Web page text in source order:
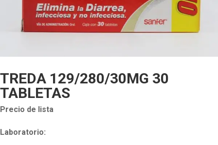
TREDA 129/280/30MG 30
TABLETAS
Precio de lista
Laboratorio: